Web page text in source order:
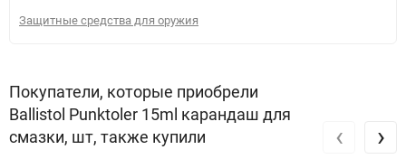
Защитные средства для оружия
Покупатели, которые приобрели
Ballistol Punktoler 15ml карандаш для
смазки, шт, также купили
‹ ›